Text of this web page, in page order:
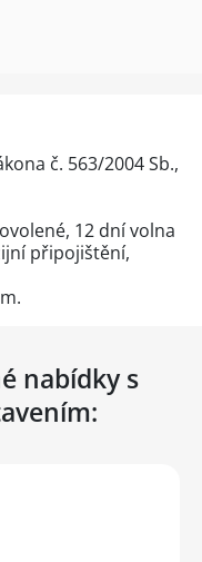
č. 563/2004 Sb.,
12 dní volna
připojištění,
nabídky s